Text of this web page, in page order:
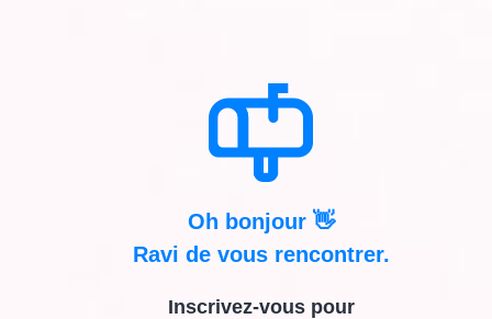
Oh bonjour 👋
Ravi de vous rencontrer.
Inscrivez-vous pour